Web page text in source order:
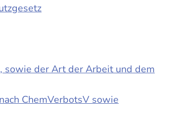
sowie der Art der Arbeit und dem
ChemVerbotsV sowie